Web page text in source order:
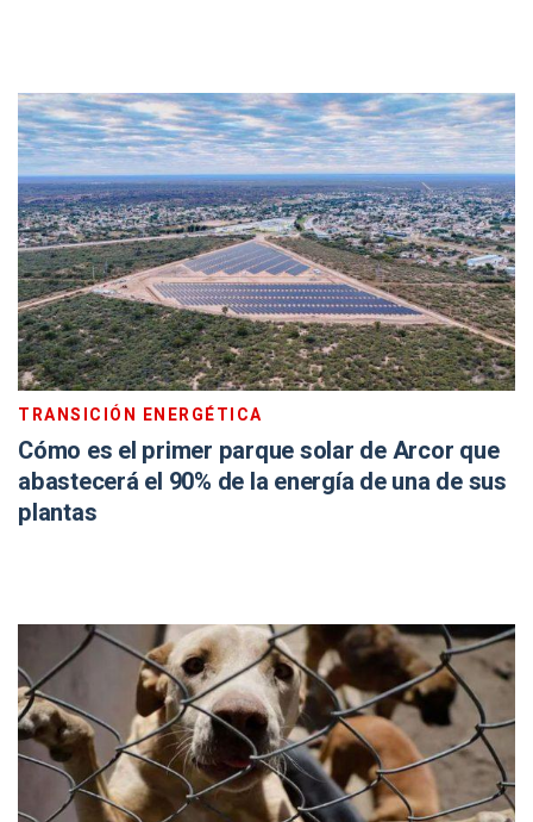
TRANSICIÓN ENERGÉTICA
Cómo es el primer parque solar de Arcor que
abastecerá el 90% de la energía de una de sus
plantas